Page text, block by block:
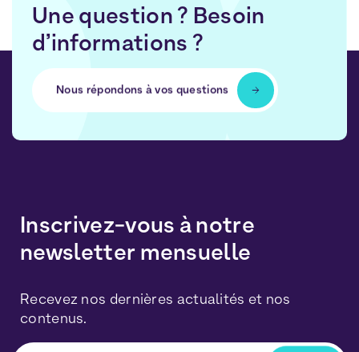
Une question ? Besoin
d’informations ?
Nous répondons à vos questions
Inscrivez-vous à notre
newsletter mensuelle
Recevez nos dernières actualités et nos
contenus.